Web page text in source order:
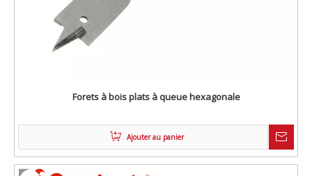
Forets à bois plats à queue hexagonale
Ajouter au panier